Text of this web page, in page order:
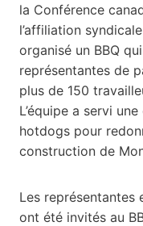
la Conférence
l’affiliation
organisé un BBQ
représentantes de
plus de 150
L’équipe a servi
hotdogs pour
construction de
Les représentantes
ont été invités au